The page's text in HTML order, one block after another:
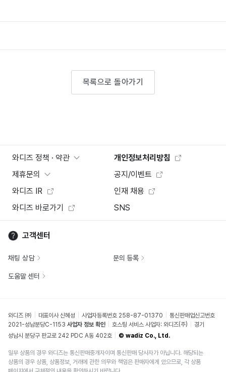
목록으로 돌아가기
와디즈 정책 · 약관
개인정보처리방침
제휴문의
공지/이벤트
와디즈 IR
인재 채용
와디즈 바로가기
SNS
고객센터
채팅 상담 문의 등록
도움말 센터
와디즈 ㈜ 대표이사 신혜성 사업자등록번호 258-87-01370
통신판매업신고번호
2021-성남분당C-1153 사업자 정보 확인 호스팅 서비스 사업자: 와디즈(주)
경기
성남시 분당구 판교로 242 PDC A동 402호
© wadiz Co., Ltd.
일부 상품의 경우 와디즈는 통신판매중개자이며 통신판매 당사자가 아닙니다. 해당되는
상품의 경우 상품, 상품정보, 거래에 관한 의무와 책임은 판매자에게 있으므로, 각 상품